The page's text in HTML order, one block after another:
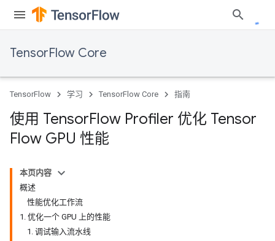
TensorFlow Core
TensorFlow 学习 TensorFlow Core 指南
使用 TensorFlow Profiler 优化 Tensor
Flow GPU 性能
本页内容
概述
性能优化工作流
1. 优化一个 GPU 上的性能
1. 调试输入流水线